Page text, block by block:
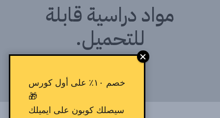
مواد دراسية قابلة
للتحميل.
خصم ١٠٪ على أول كورس
🎁
سيصلك كوبون على ايميلك